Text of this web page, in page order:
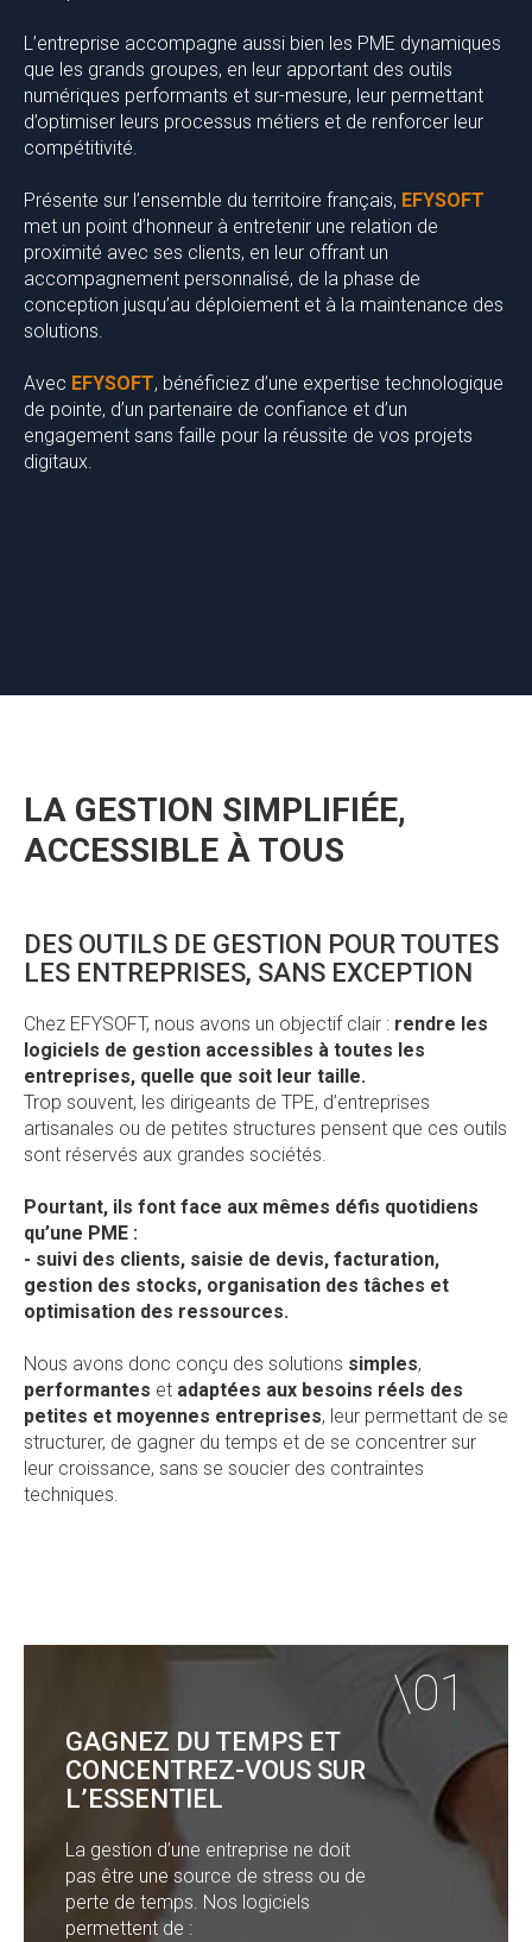
L’entreprise accompagne aussi bien les PME dynamiques
que les grands groupes, en leur apportant des outils
numériques performants et sur-mesure, leur permettant
d’optimiser leurs processus métiers et de renforcer leur
compétitivité.
Présente sur l’ensemble du territoire français, EFYSOFT
met un point d’honneur à entretenir une relation de
proximité avec ses clients, en leur offrant un
accompagnement personnalisé, de la phase de
conception jusqu’au déploiement et à la maintenance des
solutions.
Avec EFYSOFT, bénéficiez d’une expertise technologique
de pointe, d’un partenaire de confiance et d’un
engagement sans faille pour la réussite de vos projets
digitaux.
LA GESTION SIMPLIFIÉE,
ACCESSIBLE À TOUS
DES OUTILS DE GESTION POUR TOUTES
LES ENTREPRISES, SANS EXCEPTION
Chez EFYSOFT, nous avons un objectif clair : rendre les
logiciels de gestion accessibles à toutes les
entreprises, quelle que soit leur taille.
Trop souvent, les dirigeants de TPE, d’entreprises
artisanales ou de petites structures pensent que ces outils
sont réservés aux grandes sociétés.
Pourtant, ils font face aux mêmes défis quotidiens
qu’une PME :
- suivi des clients, saisie de devis, facturation,
gestion des stocks, organisation des tâches et
optimisation des ressources.
Nous avons donc conçu des solutions simples,
performantes et adaptées aux besoins réels des
petites et moyennes entreprises, leur permettant de se
structurer, de gagner du temps et de se concentrer sur
leur croissance, sans se soucier des contraintes
techniques.
GAGNEZ DU TEMPS ET
CONCENTREZ-VOUS SUR
L’ESSENTIEL
La gestion d’une entreprise ne doit
pas être une source de stress ou de
perte de temps. Nos logiciels
permettent de :